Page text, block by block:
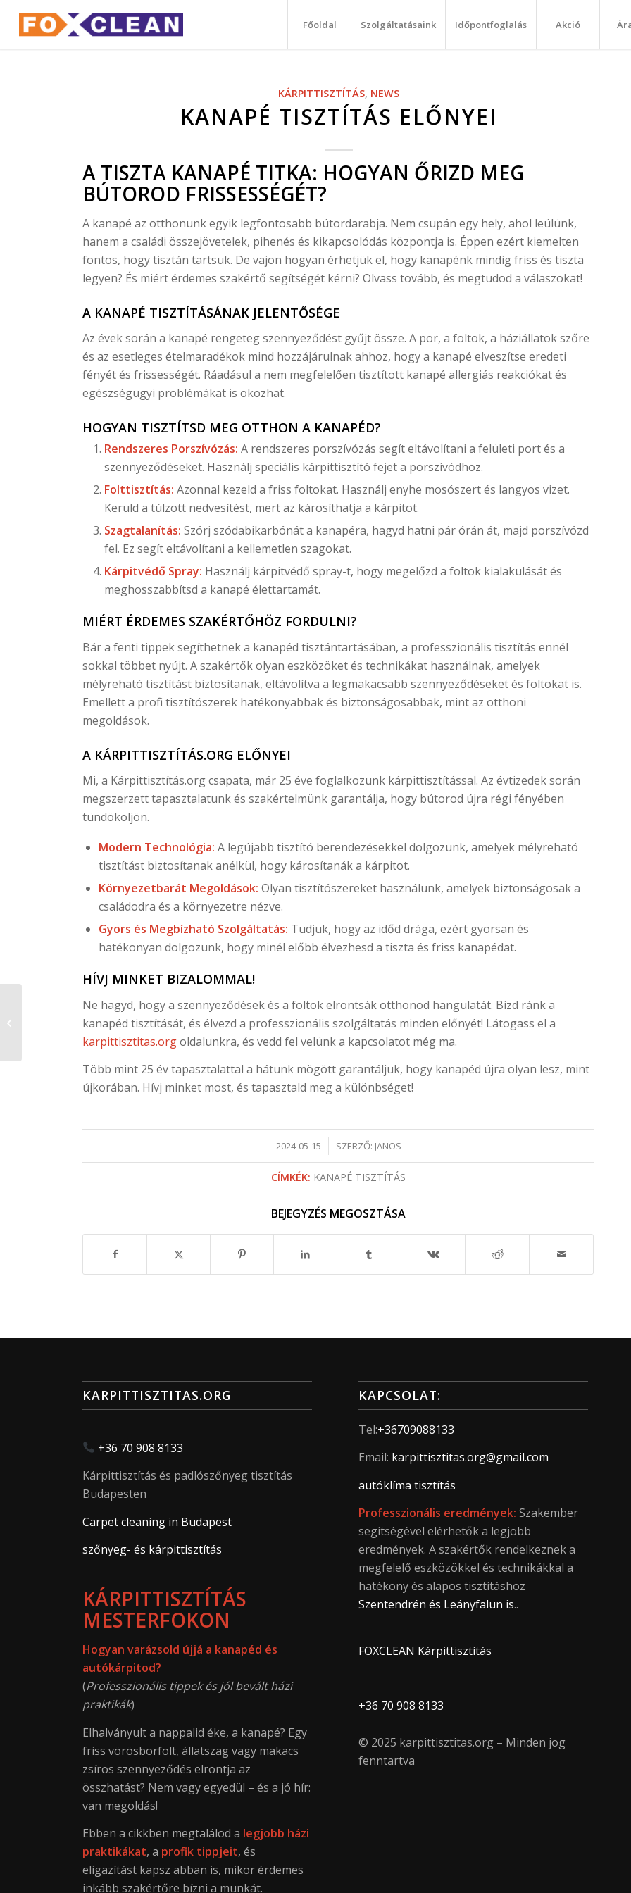
Főoldal Szolgáltatásaink Időpontfoglalás Akció
KÁRPITTISZTÍTÁS, NEWS
KANAPÉ TISZTÍTÁS ELŐNYEI
A TISZTA KANAPÉ TITKA: HOGYAN ŐRIZD MEG
BÚTOROD FRISSESSÉGÉT?
A kanapé az otthonunk egyik legfontosabb bútordarabja. Nem csupán egy hely, ahol leülünk,
hanem a családi összejövetelek, pihenés és kikapcsolódás központja is. Éppen ezért kiemelten
fontos, hogy tisztán tartsuk. De vajon hogyan érhetjük el, hogy kanapénk mindig friss és tiszta
legyen? És miért érdemes szakértő segítségét kérni? Olvass tovább, és megtudod a válaszokat!
A KANAPÉ TISZTÍTÁSÁNAK JELENTŐSÉGE
Az évek során a kanapé rengeteg szennyeződést gyűjt össze. A por, a foltok, a háziállatok szőre
és az esetleges ételmaradékok mind hozzájárulnak ahhoz, hogy a kanapé elveszítse eredeti
fényét és frissességét. Ráadásul a nem megfelelően tisztított kanapé allergiás reakciókat és
egészségügyi problémákat is okozhat.
HOGYAN TISZTÍTSD MEG OTTHON A KANAPÉD?
Rendszeres Porszívózás: A rendszeres porszívózás segít eltávolítani a felületi port és a
szennyeződéseket. Használj speciális kárpittisztító fejet a porszívódhoz.
Folttisztítás: Azonnal kezeld a friss foltokat. Használj enyhe mosószert és langyos vizet.
Kerüld a túlzott nedvesítést, mert az károsíthatja a kárpitot.
Szagtalanítás: Szórj szódabikarbónát a kanapéra, hagyd hatni pár órán át, majd porszívózd
fel. Ez segít eltávolítani a kellemetlen szagokat.
Kárpitvédő Spray: Használj kárpitvédő spray-t, hogy megelőzd a foltok kialakulását és
meghosszabbítsd a kanapé élettartamát.
MIÉRT ÉRDEMES SZAKÉRTŐHÖZ FORDULNI?
Bár a fenti tippek segíthetnek a kanapéd tisztántartásában, a professzionális tisztítás ennél
sokkal többet nyújt. A szakértők olyan eszközöket és technikákat használnak, amelyek
mélyreható tisztítást biztosítanak, eltávolítva a legmakacsabb szennyeződéseket és foltokat is.
Emellett a profi tisztítószerek hatékonyabbak és biztonságosabbak, mint az otthoni
megoldások.
A KÁRPITTISZTÍTÁS.ORG ELŐNYEI
Mi, a Kárpittisztítás.org csapata, már 25 éve foglalkozunk kárpittisztítással. Az évtizedek során
megszerzett tapasztalatunk és szakértelmünk garantálja, hogy bútorod újra régi fényében
tündököljön.
Modern Technológia: A legújabb tisztító berendezésekkel dolgozunk, amelyek mélyreható
tisztítást biztosítanak anélkül, hogy károsítanák a kárpitot.
Környezetbarát Megoldások: Olyan tisztítószereket használunk, amelyek biztonságosak a
családodra és a környezetre nézve.
Gyors és Megbízható Szolgáltatás: Tudjuk, hogy az időd drága, ezért gyorsan és
hatékonyan dolgozunk, hogy minél előbb élvezhesd a tiszta és friss kanapédat.
HÍVJ MINKET BIZALOMMAL!
Ne hagyd, hogy a szennyeződések és a foltok elrontsák otthonod hangulatát. Bízd ránk a
kanapéd tisztítását, és élvezd a professzionális szolgáltatás minden előnyét! Látogass el a
karpittisztitas.orgoldalunkra, és vedd fel velünk a kapcsolatot még ma.
Több mint 25 év tapasztalattal a hátunk mögött garantáljuk, hogy kanapéd újra olyan lesz, mint
újkorában. Hívj minket most, és tapasztald meg a különbséget!
2024-05-15
/ SZERZŐ: JANOS
CÍMKÉK: KANAPÉ TISZTÍTÁS
BEJEGYZÉS MEGOSZTÁSA
KARPITTISZTITAS.ORG
+36 70 908 8133
Kárpittisztítás és padlószőnyeg tisztítás
Budapesten
Carpet cleaning in Budapest
szőnyeg- és kárpittisztítás
KÁRPITTISZTÍTÁS
MESTERFOKON
Hogyan varázsold újjá a kanapéd és
autókárpitod?
(Professzionális tippek és jól bevált házi
praktikák)
Elhalványult a nappalid éke, a kanapé? Egy
friss vörösborfolt, állatszag vagy makacs
zsíros szennyeződés elrontja az
összhatást? Nem vagy egyedül – és a jó hír:
van megoldás!
Ebben a cikkben megtalálod a legjobb házi
praktikákat, a profik tippjeit, és
eligazítást kapsz abban is, mikor érdemes
inkább szakértőre bízni a munkát.
KAPCSOLAT:
Tel:+36709088133
Email: karpittisztitas.org@gmail.com
autóklíma tisztítás
Professzionális eredmények: Szakember
segítségével elérhetők a legjobb
eredmények. A szakértők rendelkeznek a
megfelelő eszközökkel és technikákkal a
hatékony és alapos tisztításhoz
Szentendrén és Leányfalun is..
FOXCLEAN Kárpittisztítás
+36 70 908 8133
© 2025 karpittisztitas.org – Minden jog
fenntartva
A kárpittisztítás előnyei Budapesten